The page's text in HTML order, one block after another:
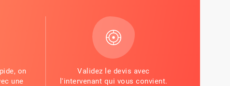
on
une
Validez le devis avec
l'intervenant qui vous convient.